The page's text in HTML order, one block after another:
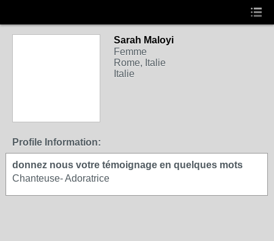
Sarah Maloyi
Femme
Rome, Italie
Italie
Profile Information:
donnez nous votre témoignage en quelques mots
Chanteuse- Adoratrice